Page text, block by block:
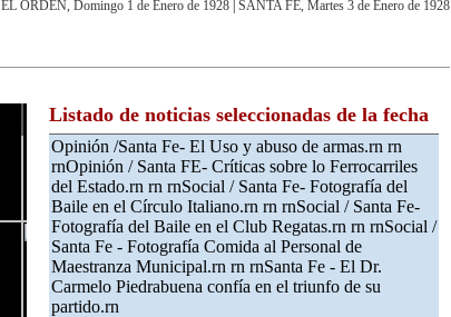
EL ORDEN, Domingo 1 de Enero de 1928 SANTA FE, Martes 3 de Enero de 1928
Listado de noticias seleccionadas de la fecha
Opinión /Santa Fe- El Uso y abuso de armas.rn rn
rnOpinión / Santa FE- Críticas sobre lo Ferrocarriles
del Estado.rn rn rnSocial / Santa Fe- Fotografía del
Baile en el Círculo Italiano.rn rn rnSocial / Santa Fe-
Fotografía del Baile en el Club Regatas.rn rn rnSocial /
Santa Fe - Fotografía Comida al Personal de
Maestranza Municipal.rn rn rnSanta Fe - El Dr.
Carmelo Piedrabuena confía en el triunfo de su
partido.rn